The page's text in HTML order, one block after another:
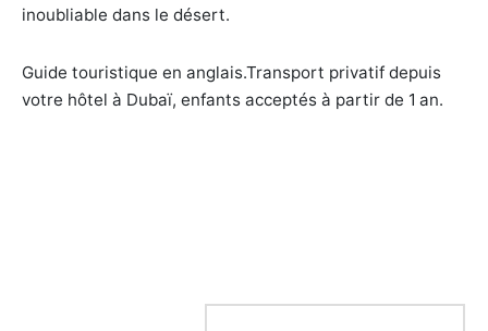
inoubliable dans le désert.
Guide touristique en anglais.Transport privatif depuis
votre hôtel à Dubaï, enfants acceptés à partir de 1 an.